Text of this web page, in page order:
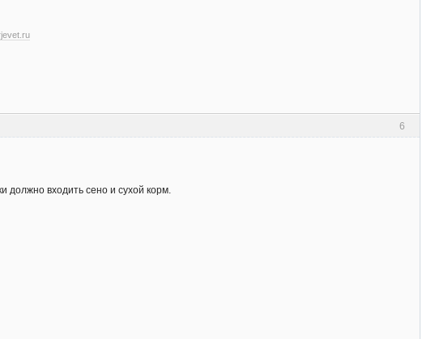
6
должно входить сено и сухой корм.